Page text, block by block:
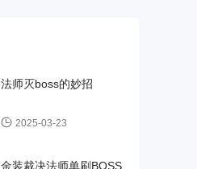
法师灭boss的妙招
2025-03-23
金装裁决法师单刷BOSS